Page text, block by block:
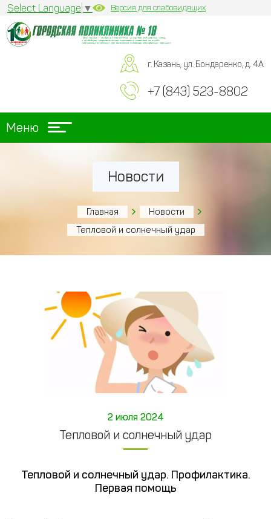
Select Language ▼ Версия для слабовидящих
г. Казань, ул. Бондаренко, д. 4А
+7 (843) 523-8802
Меню
Новости
Главная
Новости
Тепловой и солнечный удар
2 июля 2024
Тепловой и солнечный удар
Тепловой и солнечный удар. Профилактика.
Первая помощь